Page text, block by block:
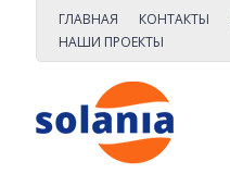
ГЛАВНАЯ КОНТАКТЫ
НАШИ ПРОЕКТЫ